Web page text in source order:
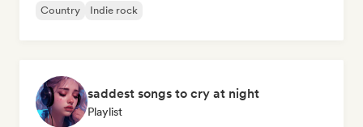
Country
Indie rock
saddest songs to cry at night
Playlist